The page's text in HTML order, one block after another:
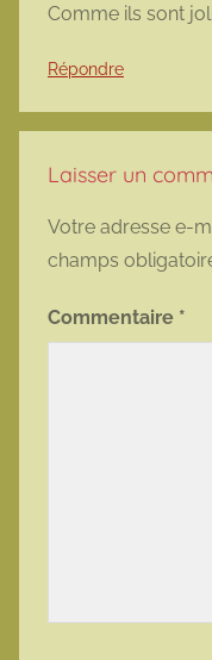
Comme ils sont
Répondre
Laisser un
Votre adresse e-
champs
Commentaire *